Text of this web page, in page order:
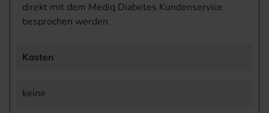
direkt mit dem Mediq Diabetes Kundenservice
besprochen werden.
Kosten
keine